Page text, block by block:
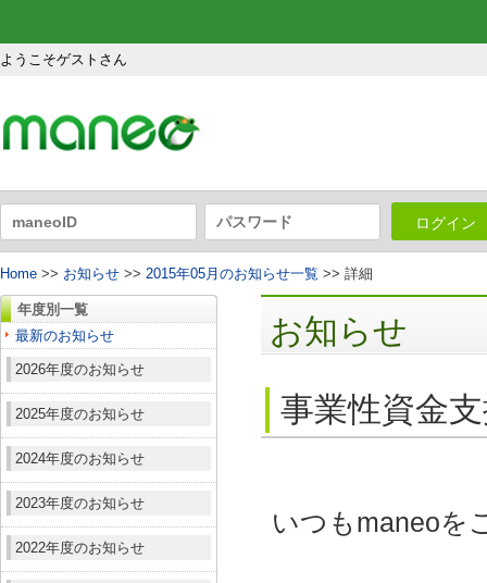
ようこそゲストさん
ログイン
Home >> お知らせ >> 2015年05月のお知らせ一覧 >> 詳細
年度別一覧
最新のお知らせ
2026年度のお知らせ
2025年度のお知らせ
2024年度のお知らせ
2023年度のお知らせ
2022年度のお知らせ
お知らせ
事業性資金
いつもmaneoを